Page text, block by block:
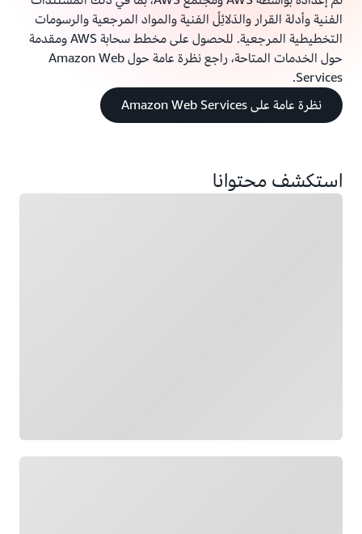
الفنية وأدلة القرار والدَلائِلُ الفنية والمواد المرجعية والرسومات
التخطيطية المرجعية. للحصول على مخطط سحابة AWS ومقدمة
حول الخدمات المتاحة، راجع نظرة عامة حول Amazon Web
Services.
نظرة عامة على Amazon Web Services
استكشف محتوانا